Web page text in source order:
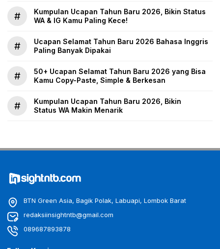
#
Kumpulan Ucapan Tahun Baru 2026, Bikin Status
WA & IG Kamu Paling Kece!
#
Ucapan Selamat Tahun Baru 2026 Bahasa Inggris
Paling Banyak Dipakai
#
50+ Ucapan Selamat Tahun Baru 2026 yang Bisa
Kamu Copy-Paste, Simple & Berkesan
#
Kumpulan Ucapan Tahun Baru 2026, Bikin
Status WA Makin Menarik
BTN Green Asia, Bagik Polak, Labuapi, Lombok Barat
redaksiinsightntb@gmail.com
089687893878